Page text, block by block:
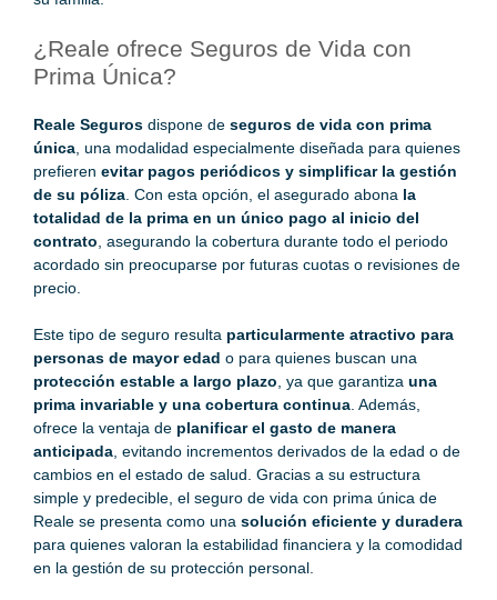
¿Reale ofrece Seguros de Vida con
Prima Única?
Reale Seguros dispone de seguros de vida con prima
única , una modalidad especialmente diseñada para quienes
prefieren evitar pagos periódicos y simplificar la gestión
de su póliza . Con esta opción, el asegurado abona la
totalidad de la prima en un único pago al inicio del
contrato , asegurando la cobertura durante todo el periodo
acordado sin preocuparse por futuras cuotas o revisiones de
precio.
Este tipo de seguro resulta particularmente atractivo para
personas de mayor edad o para quienes buscan una
protección estable a largo plazo , ya que garantiza una
prima invariable y una cobertura continua . Además,
ofrece la ventaja de planificar el gasto de manera
anticipada , evitando incrementos derivados de la edad o de
cambios en el estado de salud. Gracias a su estructura
simple y predecible, el seguro de vida con prima única de
Reale se presenta como una solución eficiente y duradera
para quienes valoran la estabilidad financiera y la comodidad
en la gestión de su protección personal.